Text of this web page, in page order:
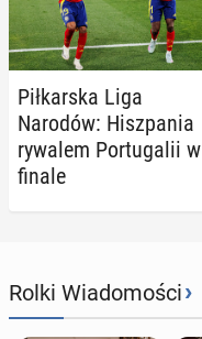
Pił­kar­ska Liga
Narodów: Hisz­pa­nia
rywalem Por­tu­ga­lii w
finale
Rolki Wiadomości›